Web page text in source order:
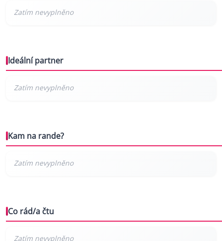
Ideální partner
Kam na rande?
Co rád/a čtu